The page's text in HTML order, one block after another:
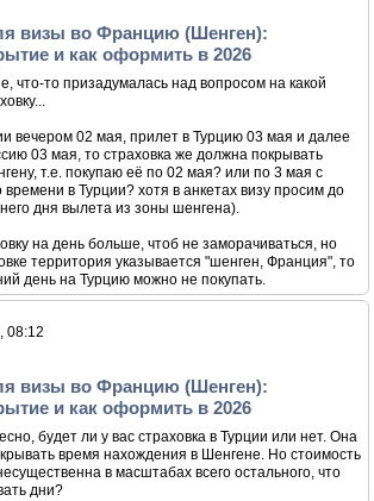
визы во Францию (Шенген):
и как оформить в 2026
что-то призадумалась над вопросом на какой
вечером 02 мая, прилет в Турцию 03 мая и далее
03 мая, то страховка же должна покрывать
т.е. покупаю её по 02 мая? или по 3 мая с
времени в Турции? хотя в анкетах визу просим до
дня вылета из зоны шенгена).
на день больше, чтоб не заморачиваться, но
территория указывается "шенген, Франция", то
день на Турцию можно не покупать.
08:12
визы во Францию (Шенген):
и как оформить в 2026
будет ли у вас страховка в Турции или нет. Она
время нахождения в Шенгене. Но стоимость
в масштабах всего остального, что
дни?